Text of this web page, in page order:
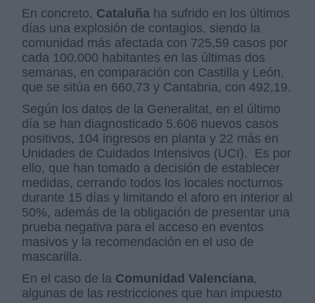
En concreto, Cataluña ha sufrido en los últimos
días una explosión de contagios, siendo la
comunidad más afectada con 725,59 casos por
cada 100.000 habitantes en las últimas dos
semanas, en comparación con Castilla y León,
que se sitúa en 660,73 y Cantabria, con 492,19.
Según los datos de la Generalitat, en el último
día se han diagnosticado 5.606 nuevos casos
positivos, 104 ingresos en planta y 22 más en
Unidades de Cuidados Intensivos (UCI). Es por
ello, que han tomado a decisión de establecer
medidas, cerrando todos los locales nocturnos
durante 15 días y limitando el aforo en interior al
50%, además de la obligación de presentar una
prueba negativa para el acceso en eventos
masivos y la recomendación en el uso de
mascarilla.
En el caso de la Comunidad Valenciana,
algunas de las restricciones que han impuesto